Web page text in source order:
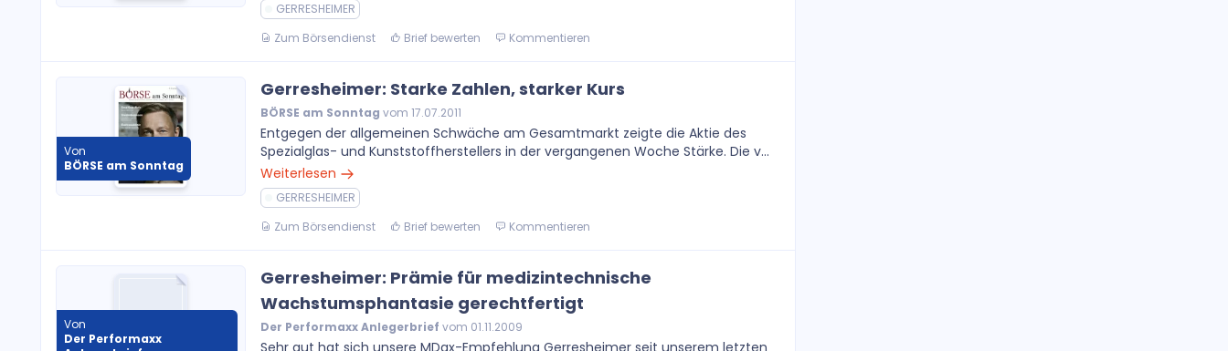
GERRESHEIMER
Zum Börsendienst
Brief bewerten Kommentieren
Von
BÖRSE am Sonntag
Gerresheimer: Starke Zahlen, starker Kurs
BÖRSE am Sonntag vom 17.07.2011
Entgegen der allgemeinen Schwäche am Gesamtmarkt zeigte die Aktie des
Spezialglas- und Kunststoffherstellers in der vergangenen Woche Stärke. Die v...
Weiterlesen
GERRESHEIMER
Zum Börsendienst
Brief bewerten Kommentieren
Von
Der Performaxx
Gerresheimer: Prämie für medizintechnische
Wachstumsphantasie gerechtfertigt
Der Performaxx Anlegerbrief vom 01.11.2009
Sehr gut hat sich unsere MDax-Empfehlung Gerresheimer seit unserem letzten